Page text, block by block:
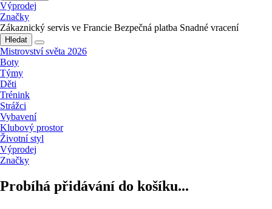
Výprodej
Značky
Zákaznický servis ve Francie Bezpečná platba Snadné vracení
Hledat
Mistrovství světa 2026
Boty
Týmy
Děti
Trénink
Strážci
Vybavení
Klubový prostor
Životní styl
Výprodej
Značky
Probíhá přidávání do košíku...